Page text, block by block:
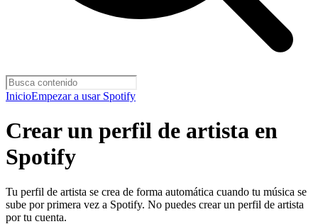
InicioEmpezar a usar Spotify
Crear un perfil de artista en
Spotify
Tu perfil de artista se crea de forma automática cuando tu música se
sube por primera vez a Spotify. No puedes crear un perfil de artista
por tu cuenta.